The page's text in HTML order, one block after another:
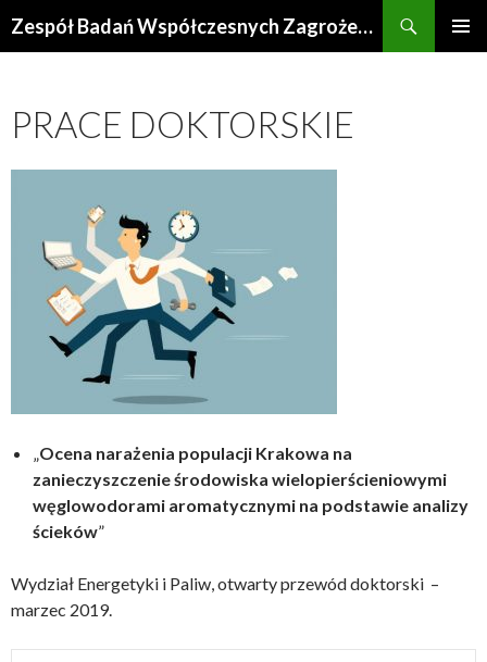
Zespół Badań Współczesnych Zagrożeń Środowiska
PRACE DOKTORSKIE
„Ocena narażenia populacji Krakowa na
zanieczyszczenie środowiska wielopierścieniowymi
węglowodorami aromatycznymi na podstawie analizy
ścieków”
Wydział Energetyki i Paliw, otwarty przewód doktorski –
marzec 2019.